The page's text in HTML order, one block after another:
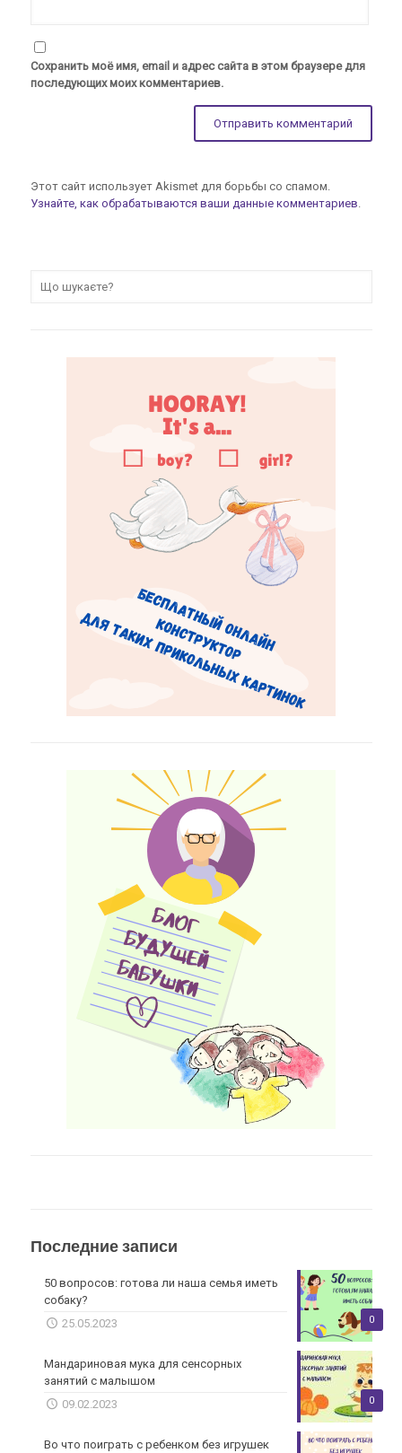
Сохранить моё имя, email и адрес сайта в этом браузере для
последующих моих комментариев.
Этот сайт использует Akismet для борьбы со спамом.
Узнайте, как обрабатываются ваши данные комментариев.
Последние записи
0
50 вопросов: готова ли наша семья иметь
собаку?
25.05.2023
0
Мандариновая мука для сенсорных
занятий с малышом
09.02.2023
Во что поиграть с ребенком без игрушек